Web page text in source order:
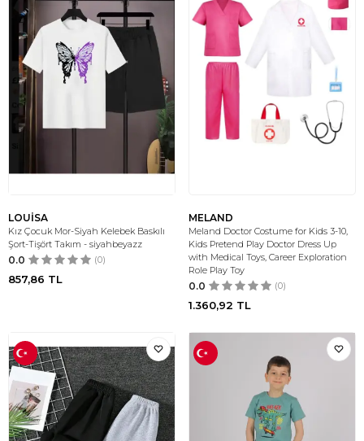
LOUİSA
Kız Çocuk Mor-Siyah Kelebek Baskılı
Şort-Tişört Takım - siyahbeyazz
0.0 (0)
857,86 TL
MELAND
Meland Doctor Costume for Kids 3-10,
Kids Pretend Play Doctor Dress Up
with Medical Toys, Career Exploration
Role Play Toy
0.0 (0)
1.360,92 TL